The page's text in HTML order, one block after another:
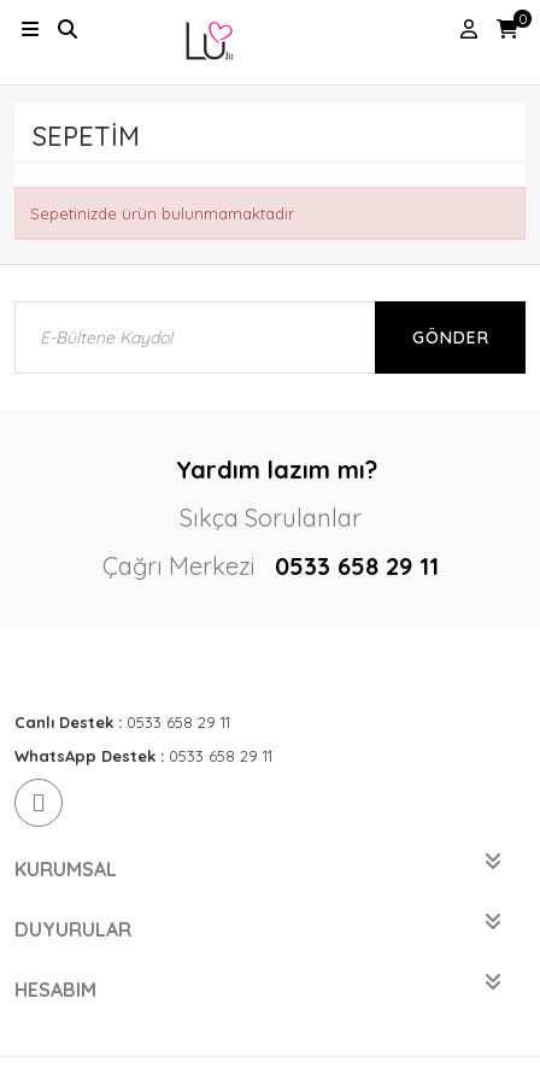
0
SEPETIM
Sepetinizde ürün bulunmamaktadır
GÖNDER
Yardım lazım mı?
Sıkça Sorulanlar
Çağrı Merkezi
0533 658 29 11
Canlı Destek : 0533 658 29 11
WhatsApp Destek : 0533 658 29 11
KURUMSAL
DUYURULAR
HESABIM